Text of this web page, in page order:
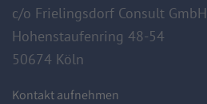
c/o Frielingsdorf Consult GmbH
Hohenstaufenring 48-54
50674 Köln
Kontakt aufnehmen